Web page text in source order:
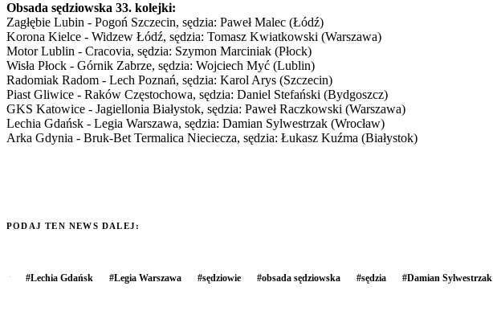
Obsada sędziowska 33. kolejki:
Zagłębie Lubin - Pogoń Szczecin, sędzia: Paweł Malec (Łódź)
Korona Kielce - Widzew Łódź, sędzia: Tomasz Kwiatkowski (Warszawa)
Motor Lublin - Cracovia, sędzia: Szymon Marciniak (Płock)
Wisła Płock - Górnik Zabrze, sędzia: Wojciech Myć (Lublin)
Radomiak Radom - Lech Poznań, sędzia: Karol Arys (Szczecin)
Piast Gliwice - Raków Częstochowa, sędzia: Daniel Stefański (Bydgoszcz)
GKS Katowice - Jagiellonia Białystok, sędzia: Paweł Raczkowski (Warszawa)
Lechia Gdańsk - Legia Warszawa, sędzia: Damian Sylwestrzak (Wrocław)
Arka Gdynia - Bruk-Bet Termalica Nieciecza, sędzia: Łukasz Kuźma (Białystok)
PODAJ TEN NEWS DALEJ:
#Lechia Gdańsk #Legia Warszawa #sędziowie #obsada sędziowska #sędzia #Damian Sylwestrzak